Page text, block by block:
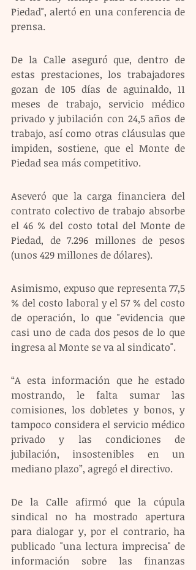
Piedad", alertó en una conferencia de
prensa.
De la Calle aseguró que, dentro de
estas prestaciones, los trabajadores
gozan de 105 días de aguinaldo, 11
meses de trabajo, servicio médico
privado y jubilación con 24,5 años de
trabajo, así como otras cláusulas que
impiden, sostiene, que el Monte de
Piedad sea más competitivo.
Aseveró que la carga financiera del
contrato colectivo de trabajo absorbe
el 46 % del costo total del Monte de
Piedad, de 7.296 millones de pesos
(unos 429 millones de dólares).
Asimismo, expuso que representa 77,5
% del costo laboral y el 57 % del costo
de operación, lo que "evidencia que
casi uno de cada dos pesos de lo que
ingresa al Monte se va al sindicato".
“A esta información que he estado
mostrando, le falta sumar las
comisiones, los dobletes y bonos, y
tampoco considera el servicio médico
privado y las condiciones de
jubilación, insostenibles en un
mediano plazo”, agregó el directivo.
De la Calle afirmó que la cúpula
sindical no ha mostrado apertura
para dialogar y, por el contrario, ha
publicado "una lectura imprecisa" de
información sobre las finanzas